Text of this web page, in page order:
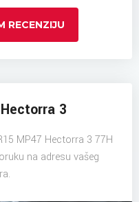
RECENZIJU
3
MP47 Hectorra 3 77H
na adresu vašeg